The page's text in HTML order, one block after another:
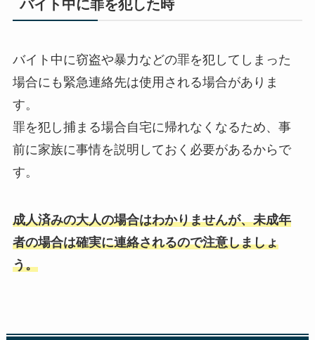
バイト中に罪を犯した時
バイト中に窃盗や暴力などの罪を犯してしまった
場合にも緊急連絡先は使用される場合がありま
す。
罪を犯し捕まる場合自宅に帰れなくなるため、事
前に家族に事情を説明しておく必要があるからで
す。
成人済みの大人の場合はわかりませんが、未成年
者の場合は確実に連絡されるので注意しましょ
う。